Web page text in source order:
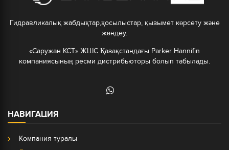
Гидравликалық жабдықтар,қосылыстар, қызымет көрсету және
жөндеу.
«Саружан КСТ» ЖШС Қазақстандағы Parker Hannifin
компаниясының ресми дистрибьюторы болып табылады.
НАВИГАЦИЯ
Компания туралы